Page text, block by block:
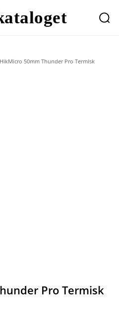
HikMicro 50mm Thunder Pro Termisk
Pro Termisk